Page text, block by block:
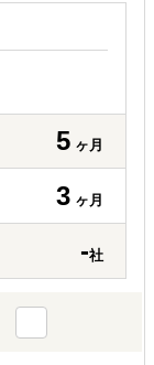
5 ヶ月
3 ヶ月
-社